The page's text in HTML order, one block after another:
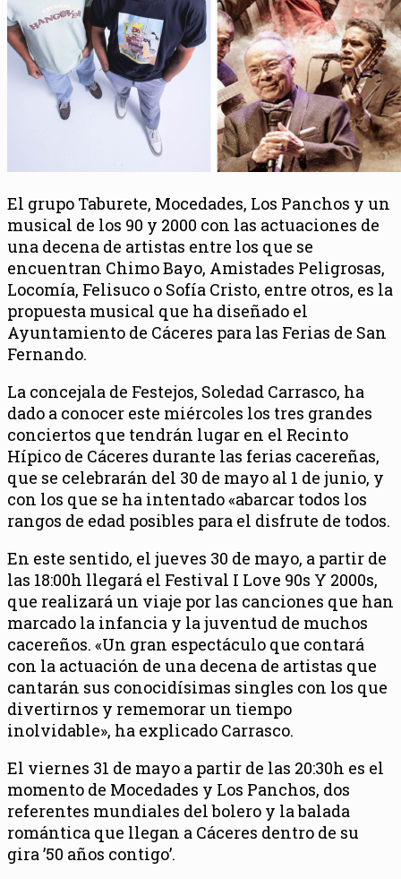
El grupo Taburete, Mocedades, Los Panchos y un
musical de los 90 y 2000 con las actuaciones de
una decena de artistas entre los que se
encuentran Chimo Bayo, Amistades Peligrosas,
Locomía, Felisuco o Sofía Cristo, entre otros, es la
propuesta musical que ha diseñado el
Ayuntamiento de Cáceres para las Ferias de San
Fernando.
La concejala de Festejos, Soledad Carrasco, ha
dado a conocer este miércoles los tres grandes
conciertos que tendrán lugar en el Recinto
Hípico de Cáceres durante las ferias cacereñas,
que se celebrarán del 30 de mayo al 1 de junio, y
con los que se ha intentado «abarcar todos los
rangos de edad posibles para el disfrute de todos.
En este sentido, el jueves 30 de mayo, a partir de
las 18:00h llegará el Festival I Love 90s Y 2000s,
que realizará un viaje por las canciones que han
marcado la infancia y la juventud de muchos
cacereños. «Un gran espectáculo que contará
con la actuación de una decena de artistas que
cantarán sus conocidísimas singles con los que
divertirnos y rememorar un tiempo
inolvidable», ha explicado Carrasco.
El viernes 31 de mayo a partir de las 20:30h es el
momento de Mocedades y Los Panchos, dos
referentes mundiales del bolero y la balada
romántica que llegan a Cáceres dentro de su
gira ’50 años contigo’.